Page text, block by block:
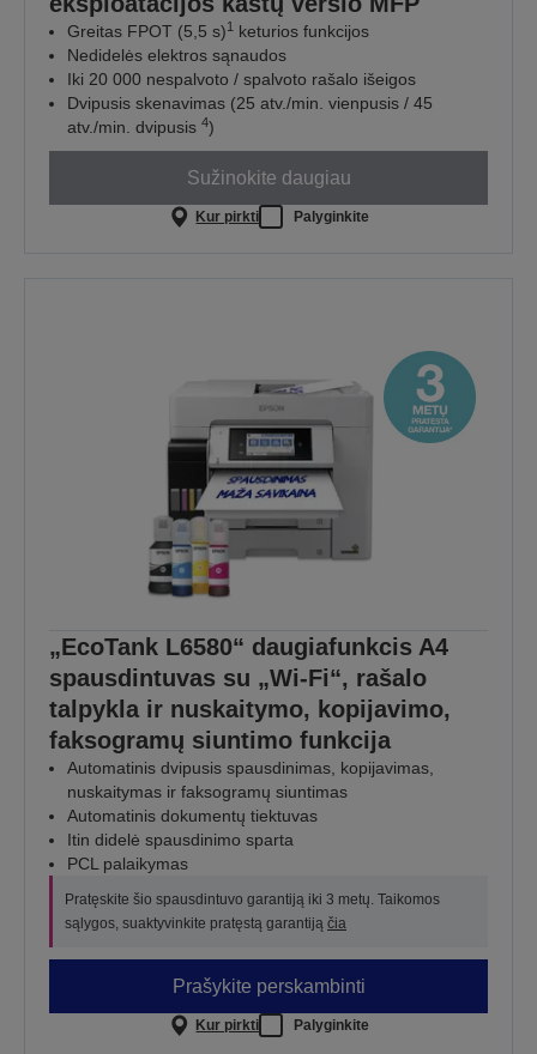
Greitas FPOT (5,5 s)1 keturios funkcijos
Nedidelės elektros sąnaudos
Iki 20 000 nespalvoto / spalvoto rašalo išeigos
Dvipusis skenavimas (25 atv./min. vienpusis / 45
atv./min. dvipusis 4)
Sužinokite daugiau
Kur pirkti Palyginkite
„EcoTank L6580“ daugiafunkcis A4
spausdintuvas su „Wi-Fi“, rašalo
talpykla ir nuskaitymo, kopijavimo,
faksogramų siuntimo funkcija
Automatinis dvipusis spausdinimas, kopijavimas,
nuskaitymas ir faksogramų siuntimas
Automatinis dokumentų tiektuvas
Itin didelė spausdinimo sparta
PCL palaikymas
Pratęskite šio spausdintuvo garantiją iki 3 metų. Taikomos
sąlygos, suaktyvinkite pratęstą garantiją čia
Prašykite perskambinti
Kur pirkti Palyginkite